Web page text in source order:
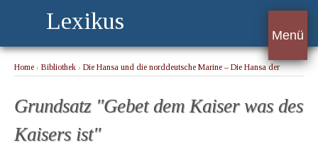
Lexikus
Menü
Home › Bibliothek › Die Hansa und die norddeutsche Marine – Die Hansa der
Grundsatz "Gebet dem Kaiser was des
Kaisers ist"